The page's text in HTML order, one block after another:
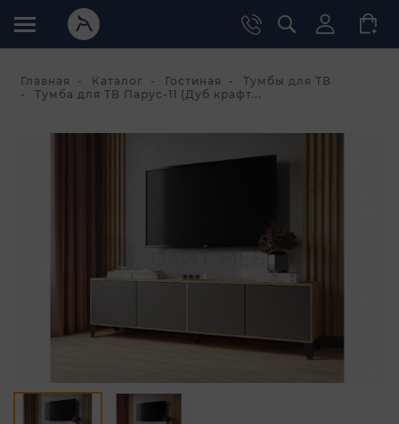
Главная Каталог Гостиная
Тумбы для ТВ
Тумба для ТВ Парус-11 (Дуб крафт...